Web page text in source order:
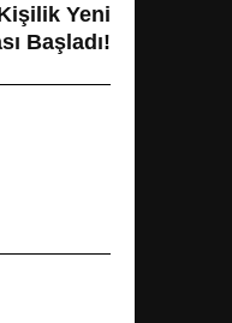
Yeni
Başladı!